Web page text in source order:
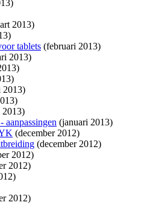
2013)
tablets (februari 2013)
2013)
2013)
2013)
aanpassingen (januari 2013)
(december 2012)
(december 2012)
2012)
2012)
2012)